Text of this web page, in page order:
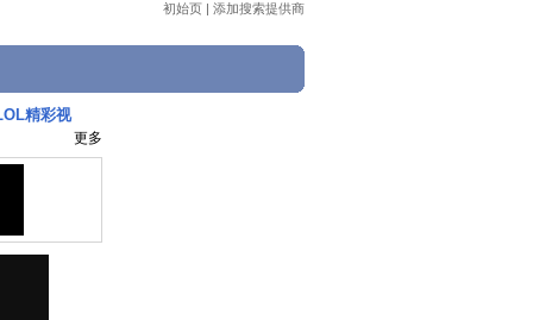
初始页 | 添加搜索提供商
精彩视
更多